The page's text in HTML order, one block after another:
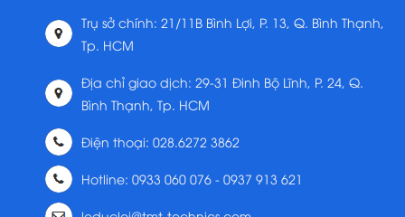
Trụ sở chính: 21/11B Bình Lợi, P. 13, Q. Bình Thạnh,
Tp. HCM
Địa chỉ giao dịch: 29-31 Đinh Bộ Lĩnh, P. 24, Q.
Bình Thạnh, Tp. HCM
Điện thoại: 028.6272 3862
Hotline: 0933 060 076 - 0937 913 621